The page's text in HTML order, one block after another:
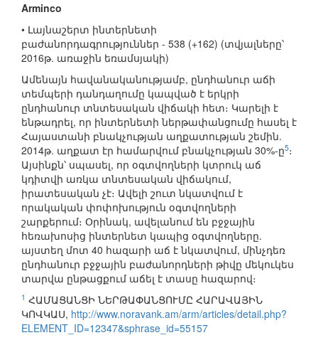
Arminco
• Լայնաշերտ ինտերնետի
բաժանորդագրություններ - 538 (+162) (տվյալները՝
2016թ. առաջին եռամսյակի)
Ամենայն հավանականությամբ, ընդհանուր աճի
տեմպերի դանդաղումը կապված է երկրի
ընդհանուր տնտեսական վիճակի հետ։ Կարելի է
ենթադրել, որ ինտերնետի ներթափանցումը հասել է
Հայաստանի բնակչության աղքատության շեմին.
2014թ. աղքատ էր համարվում բնակչության 30%-ը5։
Այսինքն՝ սպասել, որ օգտվողների կտրուկ աճ
կդիտվի առկա տնտեսական վիճակում,
իրատեսական չէ։ Ավելի շուտ նկատվում է
որակական փոփոխություն օգտվողների
շարքերում։ Օրինակ, ավելանում են բջջային
հեռախոսից ինտերնետ կապից օգտվողները.
այստեղ մոտ 40 հազարի աճ է նկատվում, մինչդեռ
ընդհանուր բջջային բաժանորդների թիվը մեկուկես
տարվա ընթացքում աճել է տասը հազարով։
1 ՀԱՄԱՑԱՆՑԻ ՆԵՐԹԱՓԱՆՑՈՒՄԸ ՀԱՐԱՎԱՅԻՆ
ԿՈՎԿԱՍ, http://www.noravank.am/arm/articles/detail.php?
ELEMENT_ID=12347&sphrase_id=55157